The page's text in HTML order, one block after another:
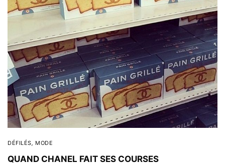
DÉFILÉS, MODE
QUAND CHANEL FAIT SES COURSES